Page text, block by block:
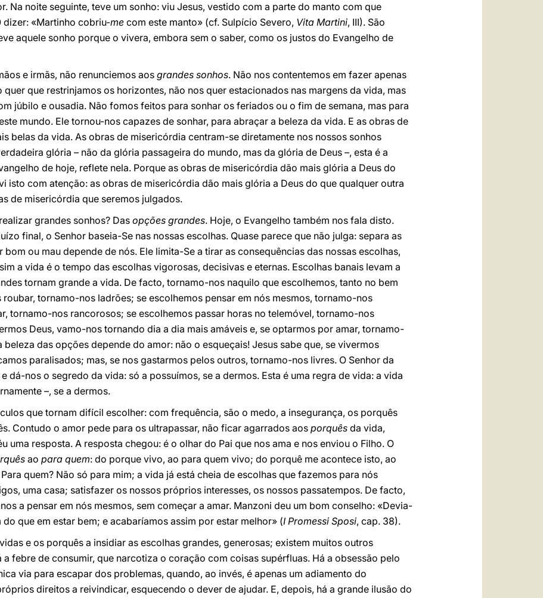
Na noite seguinte, teve um sonho: viu Jesus, vestido com a parte do manto com que
dizer: «Martinho cobriu-me com este manto» (cf. Sulpício Severo, Vita Martini, III). São
aquele sonho porque o vivera, embora sem o saber, como os justos do Evangelho de
e irmãs, não renunciemos aos grandes sonhos. Não nos contentemos em fazer apenas
quer que restrinjamos os horizontes, não nos quer estacionados nas margens da vida, mas
júbilo e ousadia. Não fomos feitos para sonhar os feriados ou o fim de semana, mas para
mundo. Ele tornou-nos capazes de sonhar, para abraçar a beleza da vida. E as obras de
belas da vida. As obras de misericórdia centram-se diretamente nos nossos sonhos
glória – não da glória passageira do mundo, mas da glória de Deus –, esta é a
de hoje, reflete nela. Porque as obras de misericórdia dão mais glória a Deus do
isto com atenção: as obras de misericórdia dão mais glória a Deus do que qualquer outra
de misericórdia que seremos julgados.
grandes sonhos? Das opções grandes. Hoje, o Evangelho também nos fala disto.
final, o Senhor baseia-Se nas nossas escolhas. Quase parece que não julga: separa as
ou mau depende de nós. Ele limita-Se a tirar as consequências das nossas escolhas,
a vida é o tempo das escolhas vigorosas, decisivas e eternas. Escolhas banais levam a
tornam grande a vida. De facto, tornamo-nos naquilo que escolhemos, tanto no bem
tornamo-nos ladrões; se escolhemos pensar em nós mesmos, tornamo-nos
tornamo-nos rancorosos; se escolhemos passar horas no telemóvel, tornamo-nos
Deus, vamo-nos tornando dia a dia mais amáveis e, se optarmos por amar, tornamo-
beleza das opções depende do amor: não o esqueçais! Jesus sabe que, se vivermos
paralisados; mas, se nos gastarmos pelos outros, tornamo-nos livres. O Senhor da
dá-nos o segredo da vida: só a possuímos, se a dermos. Esta é uma regra de vida: a vida
–, se a dermos.
que tornam difícil escolher: com frequência, são o medo, a insegurança, os porquês
Contudo o amor pede para os ultrapassar, não ficar agarrados aos porquês da vida,
uma resposta. A resposta chegou: é o olhar do Pai que nos ama e nos enviou o Filho. O
ao para quem: do porque vivo, ao para quem vivo; do porquê me acontece isto, ao
quem? Não só para mim; a vida já está cheia de escolhas que fazemos para nós
uma casa; satisfazer os nossos próprios interesses, os nossos passatempos. De facto,
a pensar em nós mesmos, sem começar a amar. Manzoni deu um bom conselho: «Devia-
que em estar bem; e acabaríamos assim por estar melhor» (I Promessi Sposi, cap. 38).
e os porquês a insidiar as escolhas grandes, generosas; existem muitos outros
febre de consumir, que narcotiza o coração com coisas supérfluas. Há a obsessão pelo
via para escapar dos problemas, quando, ao invés, é apenas um adiamento do
direitos a reivindicar, esquecendo o dever de ajudar. E, depois, há a grande ilusão do